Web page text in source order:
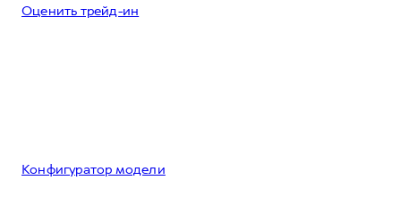
Оценить трейд-ин
Конфигуратор модели